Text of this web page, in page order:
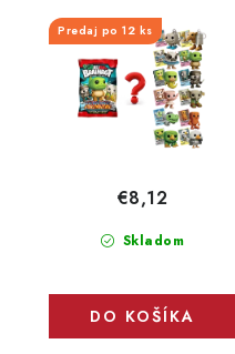
ŠPECIÁLNA KARTA
Predaj po 12 ks
Skladom
€8,12
DO KOŠÍKA